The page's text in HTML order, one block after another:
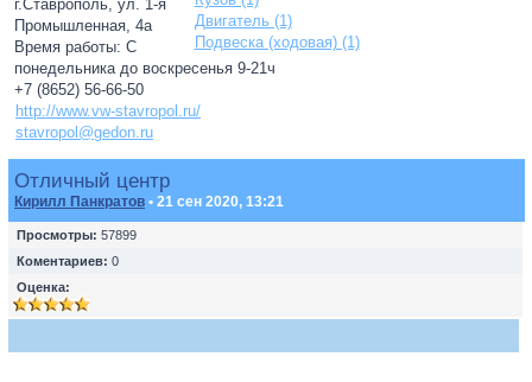
Двигатель (1)
Подвеска (ходовая) (1)
г.Ставрополь, ул. 1-я
Промышленная, 4а
Время работы: С
понедельника до воскресенья 9-21ч
+7 (8652) 56-66-50
http://www.vw-stavropol.ru/
stavropol@gedon.ru
Отличный центр
Кирилл Панкратов • 21 сен 2020, 13:21
Просмотры: 57899
Коментариев: 0
Оценка: